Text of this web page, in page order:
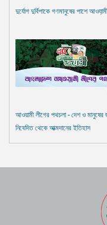
দুর্যোগ দুর্বিপাকে গণমানুষের পাশে
আওয়ামী লীগের পথচলা - দেশ ও মানুষের
নিবেদিত থেকে আত্মদানের ইতিহাস